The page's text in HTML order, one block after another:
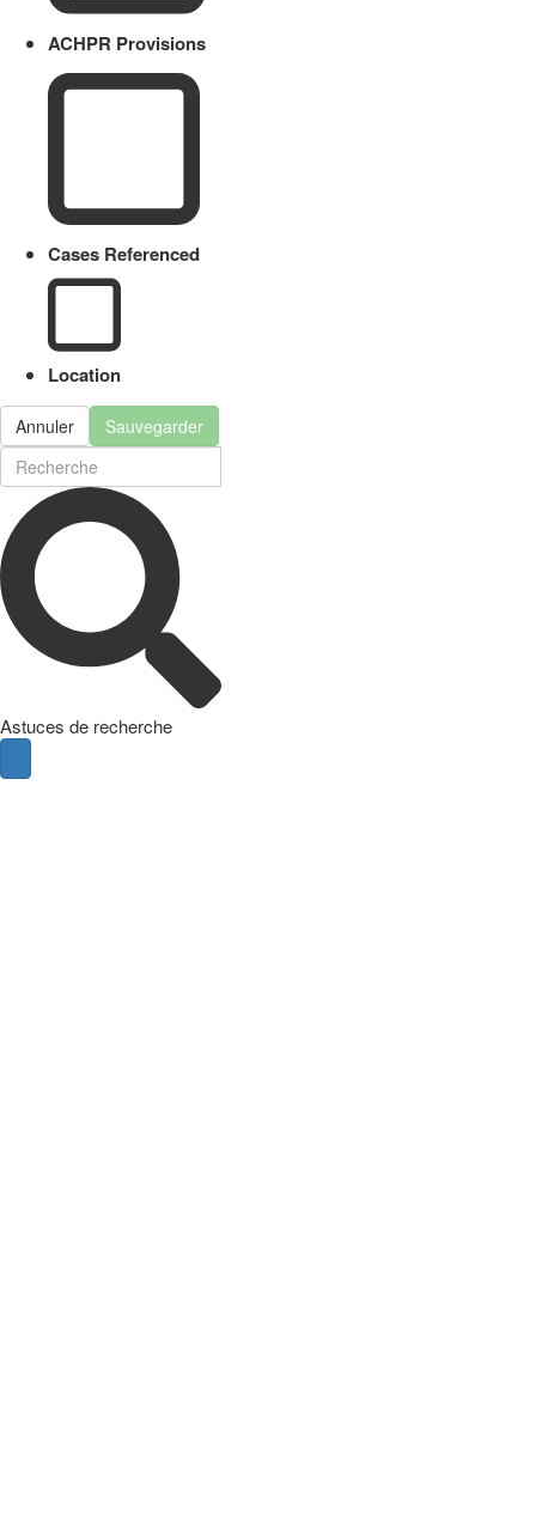
ACHPR Provisions
Cases Referenced
Location
Annuler Sauvegarder
Astuces de recherche